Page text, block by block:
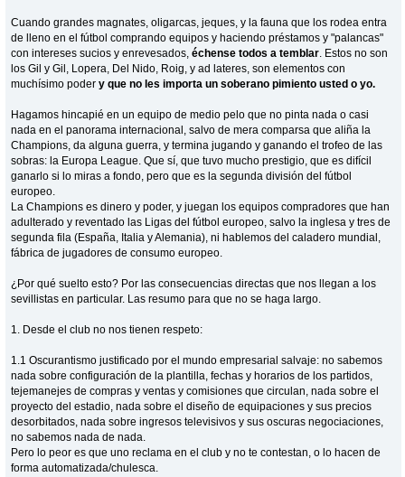
Cuando grandes magnates, oligarcas, jeques, y la fauna que los rodea entra
de lleno en el fútbol comprando equipos y haciendo préstamos y "palancas"
con intereses sucios y enrevesados,échense todos a temblar. Estos no son
los Gil y Gil, Lopera, Del Nido, Roig, y ad lateres, son elementos con
muchísimo podery que no les importa un soberano pimiento usted o yo.
Hagamos hincapié en un equipo de medio pelo que no pinta nada o casi
nada en el panorama internacional, salvo de mera comparsa que aliña la
Champions, da alguna guerra, y termina jugando y ganando el trofeo de las
sobras: la Europa League. Que sí, que tuvo mucho prestigio, que es difícil
ganarlo si lo miras a fondo, pero que es la segunda división del fútbol
europeo.
La Champions es dinero y poder, y juegan los equipos compradores que han
adulterado y reventado las Ligas del fútbol europeo, salvo la inglesa y tres de
segunda fila (España, Italia y Alemania), ni hablemos del caladero mundial,
fábrica de jugadores de consumo europeo.
¿Por qué suelto esto? Por las consecuencias directas que nos llegan a los
sevillistas en particular. Las resumo para que no se haga largo.
1. Desde el club no nos tienen respeto:
1.1 Oscurantismo justificado por el mundo empresarial salvaje: no sabemos
nada sobre configuración de la plantilla, fechas y horarios de los partidos,
tejemanejes de compras y ventas y comisiones que circulan, nada sobre el
proyecto del estadio, nada sobre el diseño de equipaciones y sus precios
desorbitados, nada sobre ingresos televisivos y sus oscuras negociaciones,
no sabemos nada de nada.
Pero lo peor es que uno reclama en el club y no te contestan, o lo hacen de
forma automatizada/chulesca.